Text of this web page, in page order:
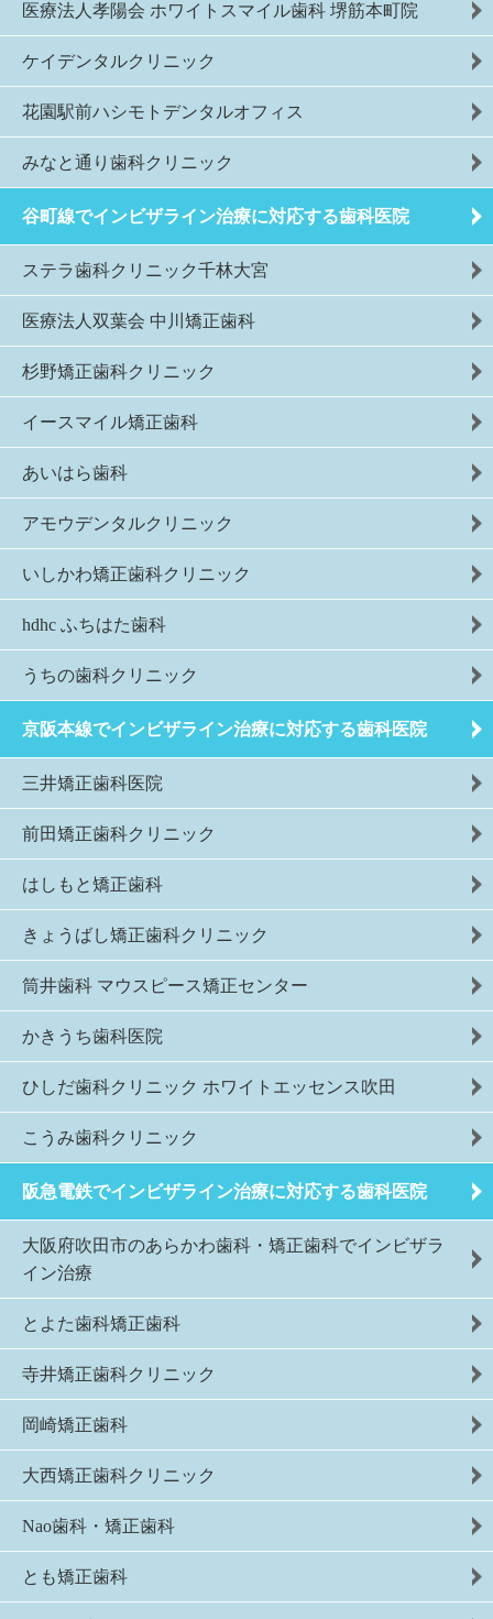
医療法人孝陽会 ホワイトスマイル歯科 堺筋本町院
ケイデンタルクリニック
花園駅前ハシモトデンタルオフィス
みなと通り歯科クリニック
谷町線でインビザライン治療に対応する歯科医院
ステラ歯科クリニック千林大宮
医療法人双葉会 中川矯正歯科
杉野矯正歯科クリニック
イースマイル矯正歯科
あいはら歯科
アモウデンタルクリニック
いしかわ矯正歯科クリニック
hdhc ふちはた歯科
うちの歯科クリニック
京阪本線でインビザライン治療に対応する歯科医院
三井矯正歯科医院
前田矯正歯科クリニック
はしもと矯正歯科
きょうばし矯正歯科クリニック
筒井歯科 マウスピース矯正センター
かきうち歯科医院
ひしだ歯科クリニック ホワイトエッセンス吹田
こうみ歯科クリニック
阪急電鉄でインビザライン治療に対応する歯科医院
大阪府吹田市のあらかわ歯科・矯正歯科でインビザラ
イン治療
とよた歯科矯正歯科
寺井矯正歯科クリニック
岡崎矯正歯科
大西矯正歯科クリニック
Nao歯科・矯正歯科
とも矯正歯科